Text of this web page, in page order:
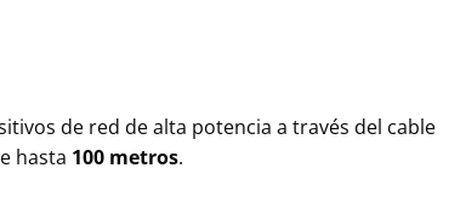
de red de alta potencia a través del cable
hasta 100 metros.